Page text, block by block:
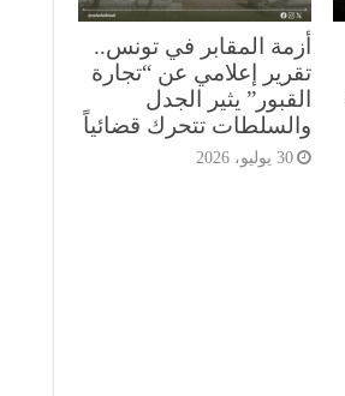
أزمة المقابر في تونس..
تقرير إعلامي عن “تجارة
القبور” يثير الجدل
والسلطات تتحرك قضائياً
30 يوليو، 2026